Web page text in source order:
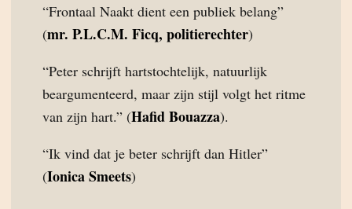
“Frontaal Naakt dient een publiek belang”
(mr. P.L.C.M. Ficq, politierechter)
“Peter schrijft hartstochtelijk, natuurlijk
beargumenteerd, maar zijn stijl volgt het ritme
van zijn hart.” (Hafid Bouazza).
“Ik vind dat je beter schrijft dan Hitler”
(Ionica Smeets)